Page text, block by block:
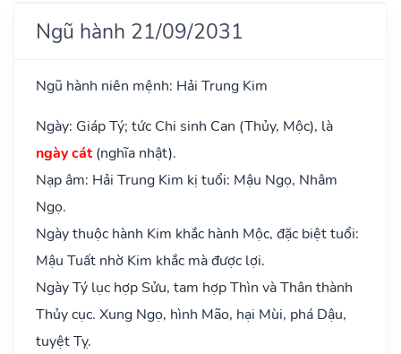
Ngũ hành 21/09/2031
Ngũ hành niên mệnh: Hải Trung Kim
Ngày: Giáp Tý; tức Chi sinh Can (Thủy, Mộc), là
ngày cát(nghĩa nhật).
Nạp âm: Hải Trung Kim kị tuổi: Mậu Ngọ, Nhâm
Ngọ.
Ngày thuộc hành Kim khắc hành Mộc, đặc biệt tuổi:
Mậu Tuất nhờ Kim khắc mà được lợi.
Ngày Tý lục hợp Sửu, tam hợp Thìn và Thân thành
Thủy cục. Xung Ngọ, hình Mão, hại Mùi, phá Dậu,
tuyệt Tỵ.